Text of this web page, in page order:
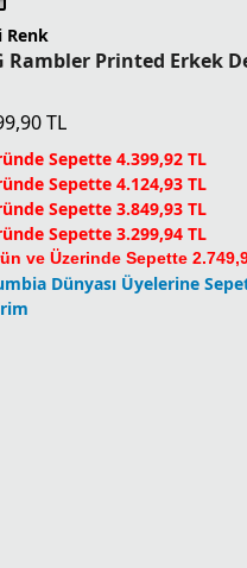
Renk
TL
Sepette 4.399,92 TL
Sepette 4.124,93 TL
Sepette 3.849,93 TL
Sepette 3.299,94 TL
ve Üzerinde Sepette
Dünyası Üyelerine